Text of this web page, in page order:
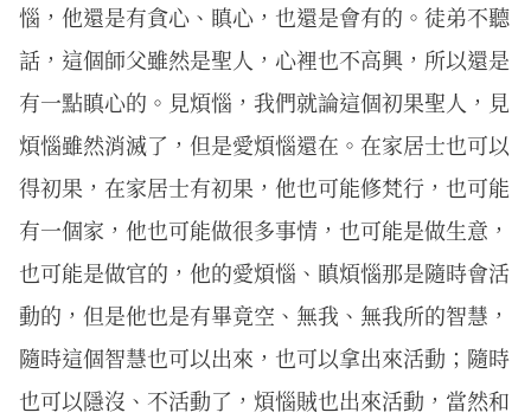
惱，他還是有貪心、瞋心，也還是會有的。徒弟不聽
話，這個師父雖然是聖人，心裡也不高興，所以還是
有一點瞋心的。見煩惱，我們就論這個初果聖人，見
煩惱雖然消滅了，但是愛煩惱還在。在家居士也可以
得初果，在家居士有初果，他也可能修梵行，也可能
有一個家，他也可能做很多事情，也可能是做生意，
也可能是做官的，他的愛煩惱、瞋煩惱那是隨時會活
動的，但是他也是有畢竟空、無我、無我所的智慧，
隨時這個智慧也可以出來，也可以拿出來活動；隨時
也可以隱沒、不活動了，煩惱賊也出來活動，當然和